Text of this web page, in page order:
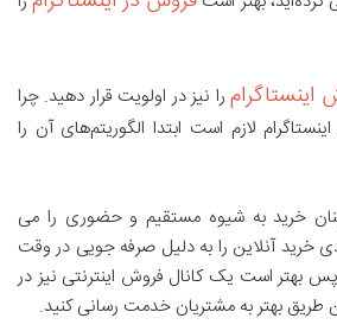
اینستاگرامرا نیز در اولویت قرار دهید. چرا
لازم است ابتدا الگوریتم‌های آن را
خرید به شیوه مستقیم و حضوری را می
خرید آنلاین را به دلیل صرفه جویی در وقت
بهتر است یک کانال فروش اینترنتی نیز در
طریق بهتر به مشتریان خدمت رسانی کنید.